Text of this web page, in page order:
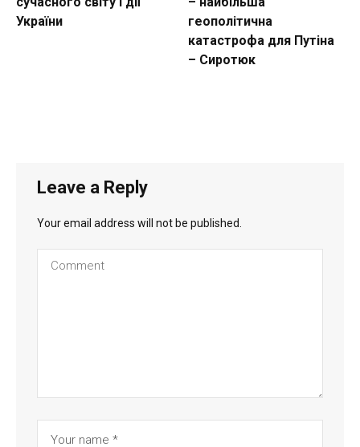
України
геополітична
катастрофа для Путіна
– Сиротюк
Leave a Reply
Your email address will not be published.